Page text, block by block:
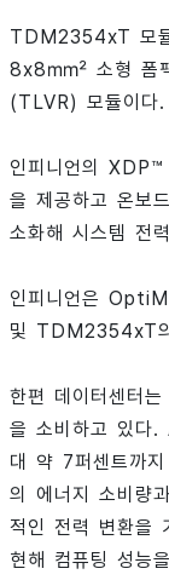
TDM2354xT 모
8x8㎟ 소형 폼팩
(TLVR) 모듈이다.
인피니언의
을 제공하고 온보
소화해 시스템 전
인피니언은
및 TDM2354xT
한편 데이터센터
을 소비하고 있다
대 약 7퍼센트까
의 에너지 소비량
적인 전력 변환을
현해 컴퓨팅 성능